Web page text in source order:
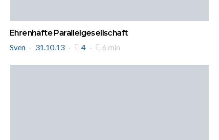
Ehrenhafte Parallelgesellschaft
Sven
31.10.13 4 6 min